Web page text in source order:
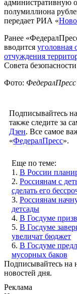
административную
полумиллиона
передает РИА «
Ранее
вводится уголовная
отчуждения
Совета
Фото:
Подписывайтесь
также следите за
Дзен. Все самое
«ФедералПресс».
Еще по теме:
1. В России
2. Россиянам с
сделать его
3. Россиянам
детсады
4. В Госдуме
5. В Госдуме
увеличат бюджет
6. В Госдуме
мусорных баков
Подписывайтесь на
новостей дня.
Реклама